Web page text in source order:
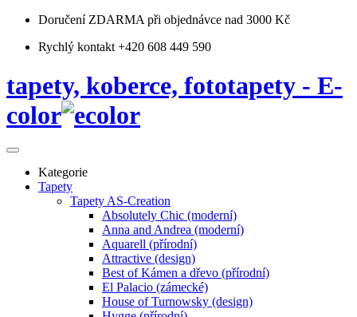
Doručení ZDARMA při objednávce nad 3000 Kč
Rychlý kontakt +420 608 449 590
tapety, koberce, fototapety - E-
color
Kategorie
Tapety
Tapety AS-Creation
Absolutely Chic (moderní)
Anna and Andrea (moderní)
Aquarell (přírodní)
Attractive (design)
Best of Kámen a dřevo (přírodní)
El Palacio (zámecké)
House of Turnowsky (design)